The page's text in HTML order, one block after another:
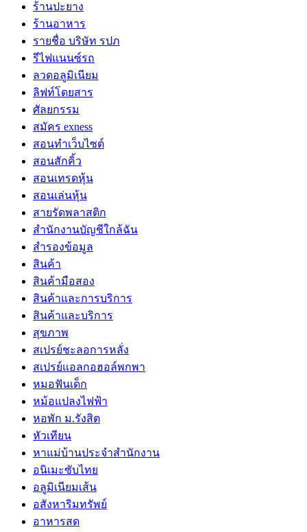
ร้านปะยาง
ร้านอาหาร
รายชื่อ บริษัท รปภ
รีไฟแนนซ์รถ
ลวดอลูมิเนียม
ลิฟท์โดยสาร
ศัลยกรรม
สมัคร exness
สอนทำเว็บไซต์
สอนสักคิ้ว
สอนเทรดหุ้น
สอนเล่นหุ้น
สายรัดพลาสติก
สำนักงานบัญชีใกล้ฉัน
สำรองข้อมูล
สินค้า
สินค้ามือสอง
สินค้าและการบริการ
สินค้าและบริการ
สุขภาพ
สเปรย์ชะลอการหลั่ง
สเปรย์แอลกอฮอล์พกพา
หมอฟันเด็ก
หม้อแปลงไฟฟ้า
หอพัก ม.รังสิต
หัวเทียน
หาแม่บ้านประจำสำนักงาน
อนิเมะซับไทย
อลูมิเนียมเส้น
อสังหาริมทรัพย์
อาหารสด